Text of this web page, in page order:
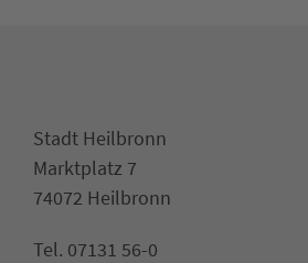
Stadt Heilbronn
Marktplatz 7
74072 Heilbronn
Tel. 07131 56-0